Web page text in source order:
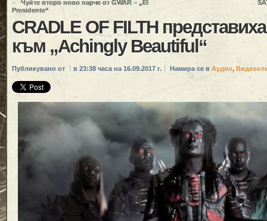
«
Чуйте второ ново парче от GWAR – „El
Presidente“
CRADLE OF FILTH
към „Achingly Beautiful“
Публикувано от в 23:38 часа на 16.09.2017 г. Намира се в Аудио,